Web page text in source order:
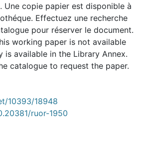
Une copie papier est disponible à
Effectuez une recherche
pour réserver le document.
working paper is not available
is available in the Library Annex.
catalogue to request the paper.
10393/18948
ruor-1950